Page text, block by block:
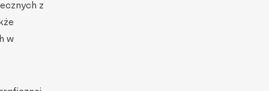
z
w